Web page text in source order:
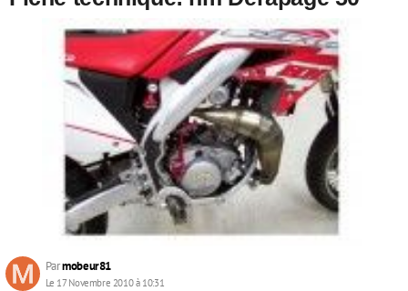
Parmobeur81
Le 17 Novembre 2010 à 10:31